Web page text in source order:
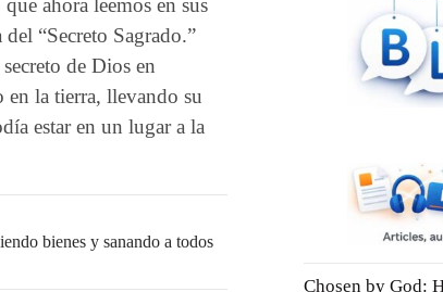
“Secreto Sagrado.”
de Dios en
en la tierra, llevando su
estar en un lugar a la
bienes y sanando a todos
Chosen by God: